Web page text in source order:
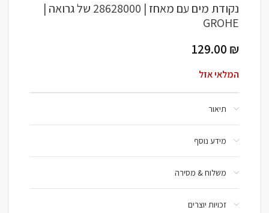
נקודת מים עם מאחז | 28628000 של גרואה |
GROHE
129.00 ₪
המלאי אזל
תיאור
מידע נוסף
משלוח & מסירה
זכויות יוצרים